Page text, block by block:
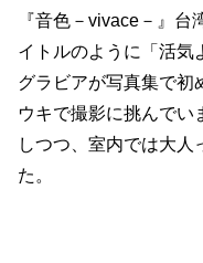
『音色－vivace－』
イトルのように「活気
グラビアが写真集で初
ウキで撮影に挑んでい
しつつ、室内では大人
た。